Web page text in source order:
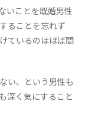
いことを既婚男性
ることを忘れず
ているのはほぼ間
い、という男性も
深く気にすること